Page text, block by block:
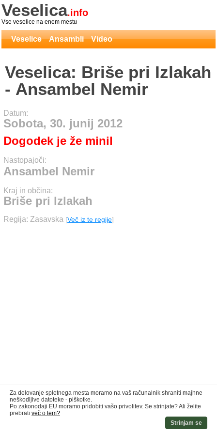
Veselica.info
Vse veselice na enem mestu
Veselice Ansambli Video
Veselica: Briše pri Izlakah
- Ansambel Nemir
Datum:
Sobota, 30. junij 2012
Dogodek je že minil
Nastopajoči:
Ansambel Nemir
Kraj in občina:
Briše pri Izlakah
Regija: Zasavska [Več iz te regije]
Za delovanje spletnega mesta moramo na vaš računalnik shraniti majhne
neškodljive datoteke - piškotke.
Po zakonodaji EU moramo pridobiti vašo privolitev. Se strinjate? Ali želite
prebrati več o tem?
Strinjam se